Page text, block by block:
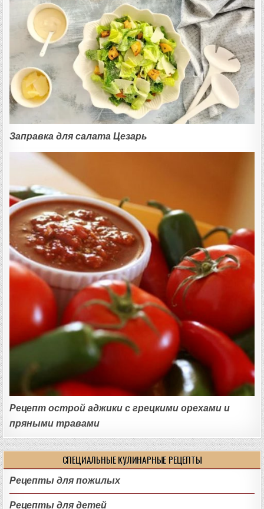
Заправка для салата Цезарь
Рецепт острой аджики с грецкими орехами и
пряными травами
СПЕЦИАЛЬНЫЕ КУЛИНАРНЫЕ РЕЦЕПТЫ
Рецепты для пожилых
Рецепты для детей